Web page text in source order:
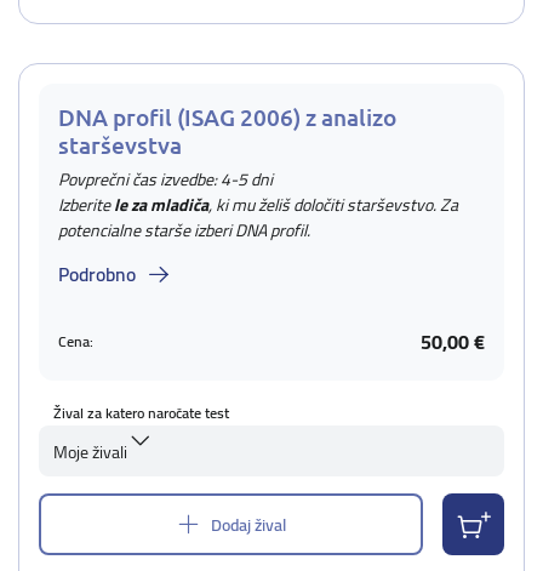
DNA profil (ISAG 2006) z analizo
starševstva
Povprečni čas izvedbe: 4-5 dni
Izberitele za mladiča, ki mu želiš določiti starševstvo. Za
potencialne starše izberi DNA profil.
Podrobno
Cena: 50,00 €
Žival za katero naročate test
Moje živali
Dodaj žival